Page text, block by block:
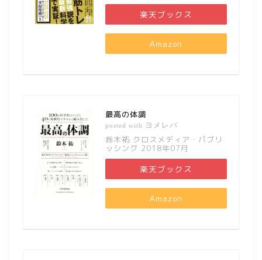
楽天ブックス
Amazon
最高の体調
posted with ヨメレバ
鈴木祐 クロスメディア・パブリ
ッシング 2018年07月
楽天ブックス
Amazon